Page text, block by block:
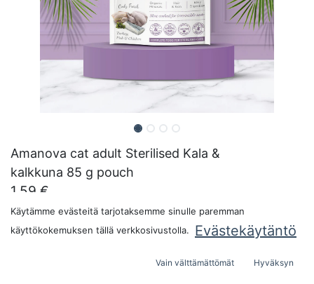
Amanova cat adult Sterilised Kala &
kalkkuna 85 g pouch
1,59 €
LISÄÄ OSTOSKORIIN
Käytämme evästeitä tarjotaksemme sinulle paremman
käyttökokemuksen tällä verkkosivustolla.
Evästekäytäntö
Vain välttämättömät Hyväksyn